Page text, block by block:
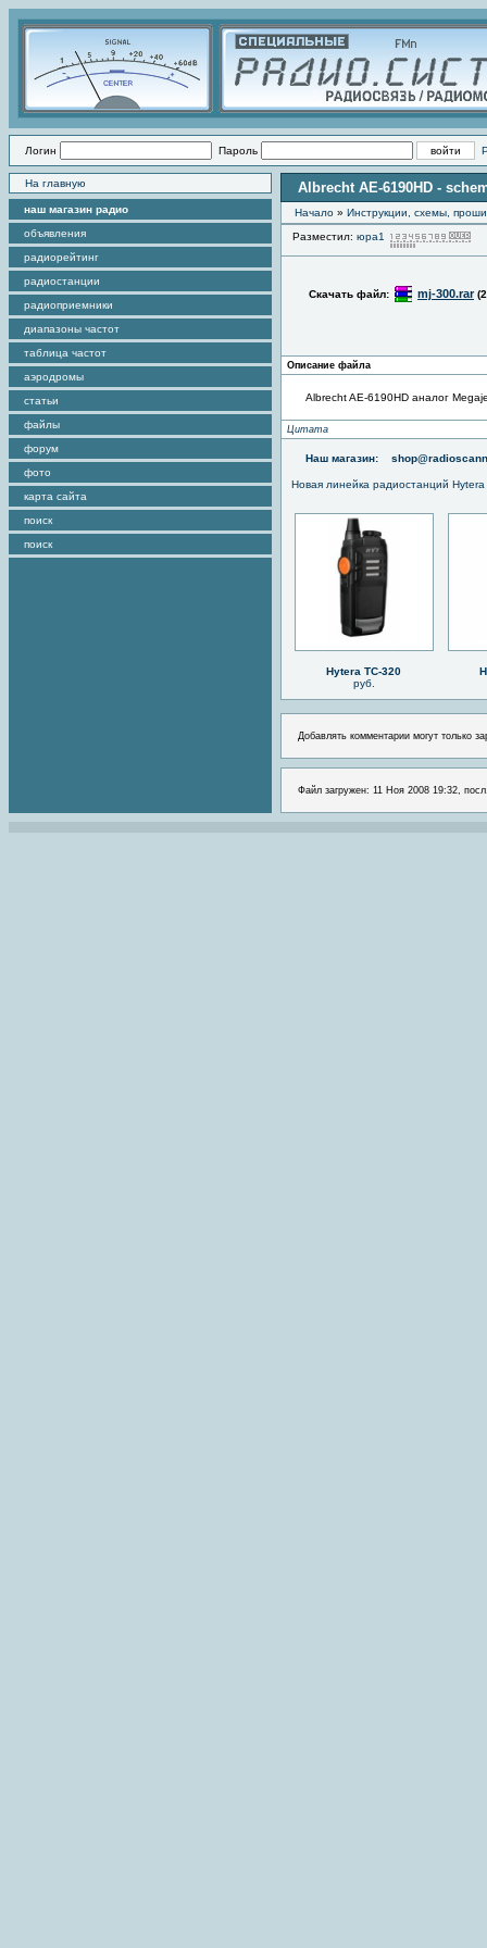
Логин Пароль
На главную
наш магазин радио
объявления
радиорейтинг
радиостанции
радиоприемники
диапазоны частот
таблица частот
аэродромы
статьи
файлы
форум
фото
карта сайта
поиск
поиск
Albrecht AE-6190HD -
Начало » Инструкции, схемы,
Разместил: юра1
Скачать файл: mj-300.rar
Описание файла
Albrecht AE-6190HD аналог
Цитата
Наш магазин:
Новая линейка радиостанций
Hytera TC-320
руб.
Добавлять комментарии могут только
Файл загружен: 11 Ноя 2008 19:32,